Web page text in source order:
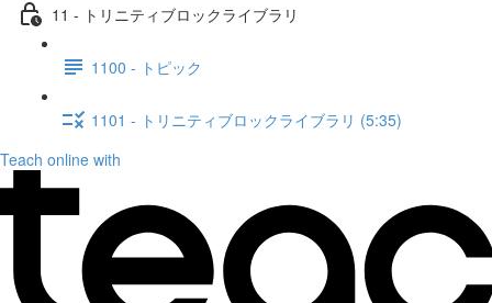
11 - トリニティブロックライブラリ
1100 - トピック
1101 - トリニティブロックライブラリ (5:35)
Teach online with